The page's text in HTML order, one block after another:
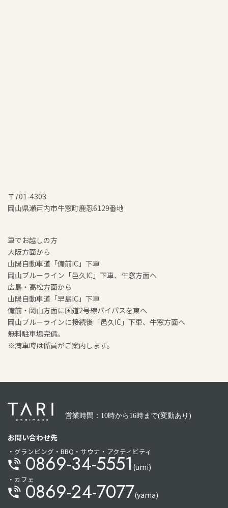
〒701-4303
岡山県瀬戸内市牛窓町鹿忍6129番地
車でお越しの方
大阪方面から
山陽自動車道「備前IC」下車
岡山ブルーライン「邑久IC」下車、牛窓方面へ
広島・高松方面から
山陽自動車道「早島IC」下車
備前・岡山方面に国道2号線バイパスを東へ
岡山ブルーラインに接続後「邑久IC」下車、牛窓方面へ
無料駐車場完備。
※満車時は係員がご案内します。
営業時間：10時から16時まで(変動あり)
お問い合わせ先
・グランピング・BBQ・サウナ・アクティビティ
0869-34-5551 (umi)
・カフェ0869-24-7077(yama)